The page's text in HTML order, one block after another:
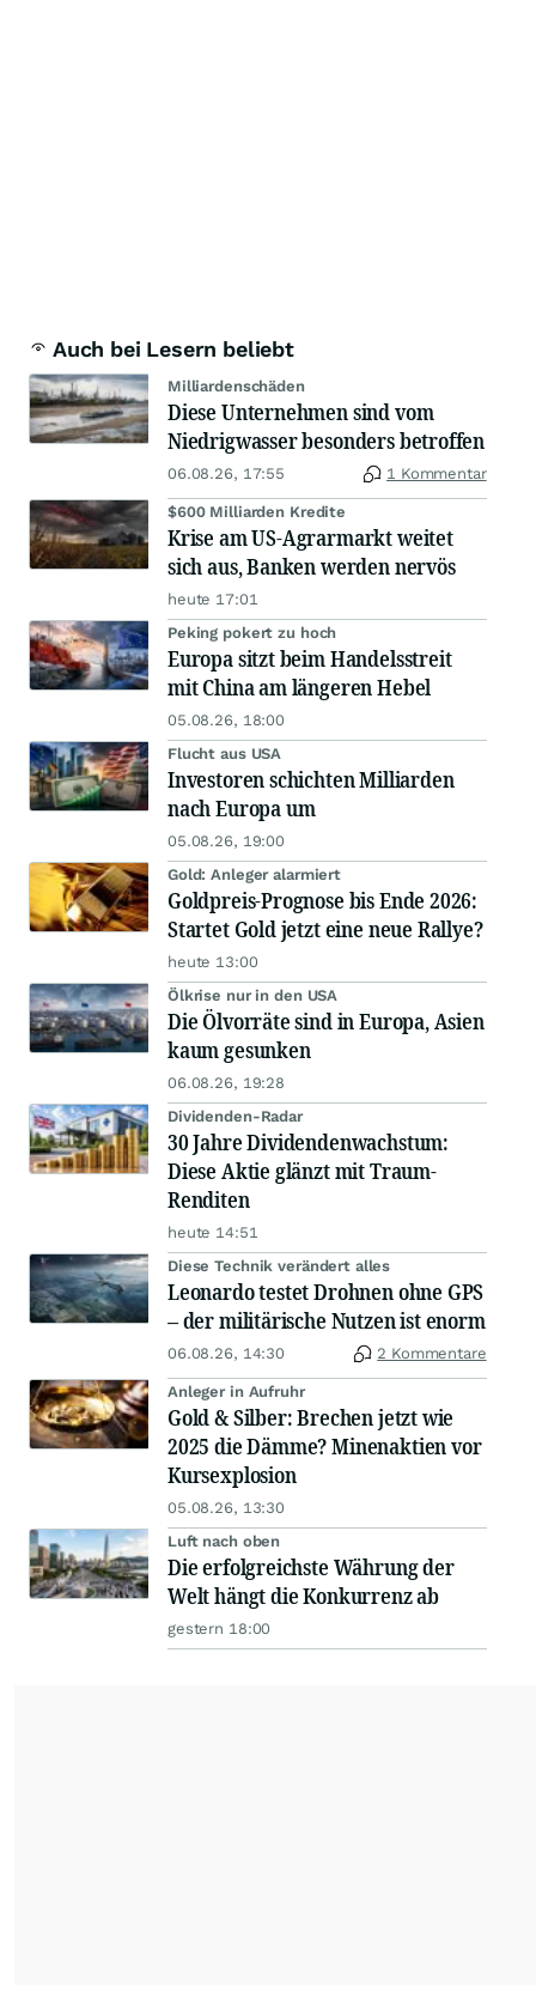
Auch bei Lesern beliebt
Milliardenschäden
Diese Unternehmen sind vom
Niedrigwasser besonders betroffen
06.08.26, 17:55 1 Kommentar
$600 Milliarden Kredite
Krise am US-Agrarmarkt weitet
sich aus, Banken werden nervös
heute 17:01
Peking pokert zu hoch
Europa sitzt beim Handelsstreit
mit China am längeren Hebel
05.08.26, 18:00
Flucht aus USA
Investoren schichten Milliarden
nach Europa um
05.08.26, 19:00
Gold: Anleger alarmiert
Goldpreis-Prognose bis Ende 2026:
Startet Gold jetzt eine neue Rallye?
heute 13:00
Ölkrise nur in den USA
Die Ölvorräte sind in Europa, Asien
kaum gesunken
06.08.26, 19:28
Dividenden-Radar
30 Jahre Dividendenwachstum:
Diese Aktie glänzt mit Traum-
Renditen
heute 14:51
Diese Technik verändert alles
Leonardo testet Drohnen ohne GPS
– der militärische Nutzen ist enorm
06.08.26, 14:30 2 Kommentare
Anleger in Aufruhr
Gold & Silber: Brechen jetzt wie
2025 die Dämme? Minenaktien vor
Kursexplosion
05.08.26, 13:30
Luft nach oben
Die erfolgreichste Währung der
Welt hängt die Konkurrenz ab
gestern 18:00